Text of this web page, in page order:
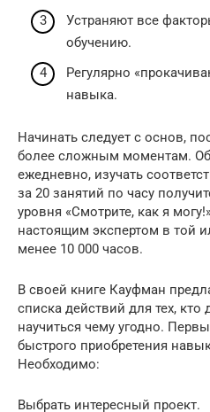
Устраняют все
обучению.
Регулярно
навыка.
Начинать следует с основ,
более сложным моментам.
ежедневно, изучать
за 20 занятий по часу
уровня «Смотрите, как я
настоящим экспертом в той
менее 10 000 часов.
В своей книге Кауфман
списка действий для тех, кто
научиться чему угодно.
быстрого приобретения
Необходимо:
Выбрать интересный проект.